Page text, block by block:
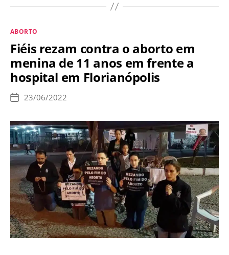
pró-
história:
Suprema
Corte
derruba
direito
ao
aborto
Categorias
ABORTO
Fiéis rezam contra o aborto em
menina de 11 anos em frente a
hospital em Florianópolis
Data
publicação
23/06/2022